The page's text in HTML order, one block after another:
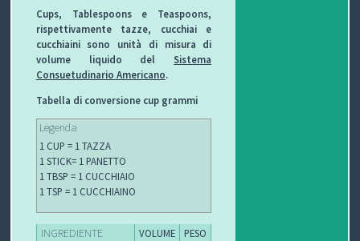
Cups, Tablespoons e Teaspoons,
rispettivamente tazze, cucchiai e
cucchiaini sono unità di misura di
volume liquido delSistema
Consuetudinario Americano.
Tabella di conversione cup grammi
Legenda
1 CUP = 1 TAZZA
1 STICK= 1 PANETTO
1 TBSP = 1 CUCCHIAIO
1 TSP = 1 CUCCHIAINO
INGREDIENTE VOLUME
PESO